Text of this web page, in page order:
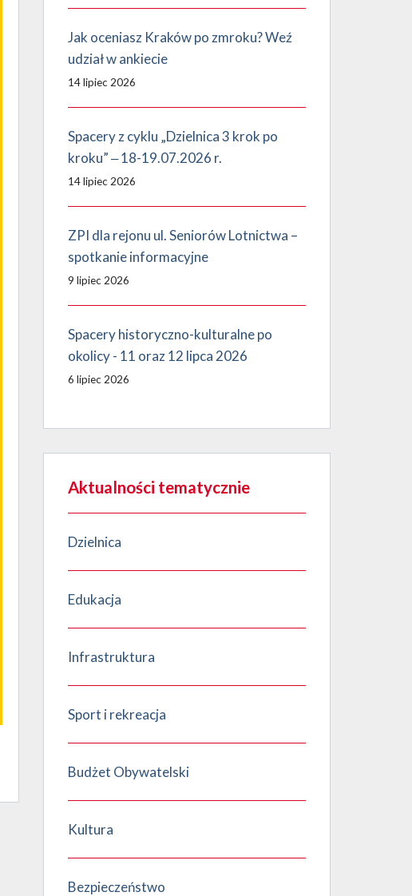
Jak oceniasz Kraków po zmroku? Weź
udział w ankiecie
14 lipiec 2026
Spacery z cyklu „Dzielnica 3 krok po
kroku” ‒ 18-19.07.2026 r.
14 lipiec 2026
ZPI dla rejonu ul. Seniorów Lotnictwa –
spotkanie informacyjne
9 lipiec 2026
Spacery historyczno-kulturalne po
okolicy - 11 oraz 12 lipca 2026
6 lipiec 2026
Aktualności tematycznie
Dzielnica
Edukacja
Infrastruktura
Sport i rekreacja
Budżet Obywatelski
Kultura
Bezpieczeństwo